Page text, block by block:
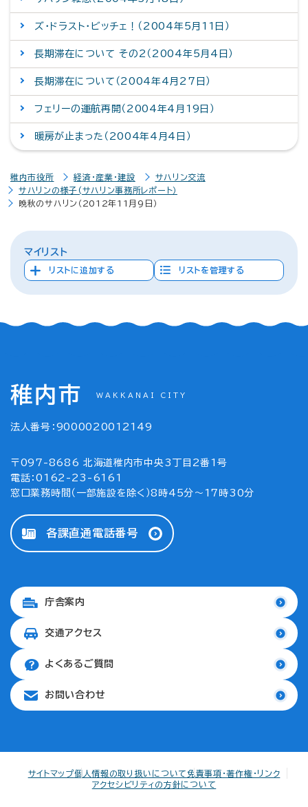
ズ・ドラスト・ビッチェ！（2004年5月11日）
長期滞在について その2（2004年5月4日）
長期滞在について（2004年4月27日）
フェリーの運航再開（2004年4月19日）
暖房が止まった（2004年4月4日）
稚内市役所 経済・産業・建設
サハリン交流
サハリンの様子(サハリン事務所レポート）
晩秋のサハリン（2012年11月9日）
マイリスト
リストに追加する リストを管理する
稚内市 WAKKANAI CITY
法人番号：9000020012149
〒097-8686 北海道稚内市中央3丁目2番1号
電話：0162-23-6161
窓口業務時間（一部施設を除く）8時45分～17時30分
各課直通電話番号
庁舎案内
交通アクセス
よくあるご質問
お問い合わせ
サイトマップ個人情報の取り扱いについて免責事項・著作権・リンク
アクセシビリティの方針について